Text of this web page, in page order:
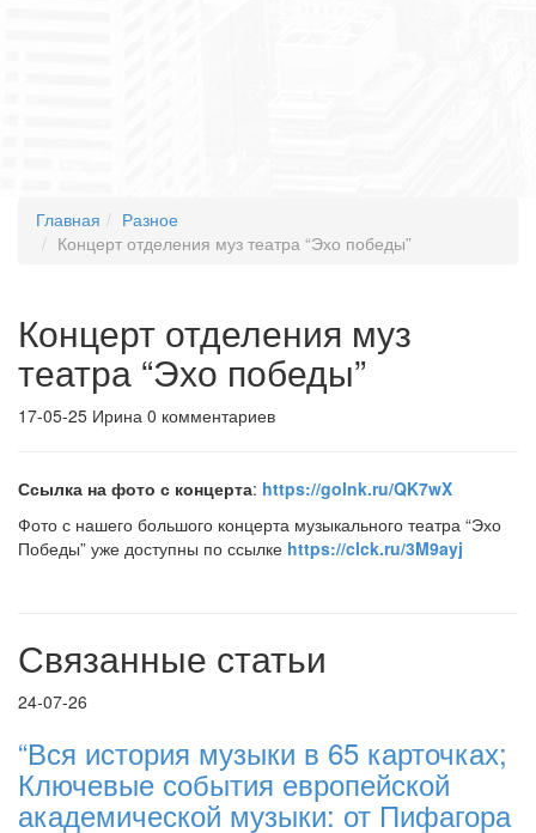
Главная
Разное
Концерт отделения муз театра “Эхо победы”
Концерт отделения муз
театра “Эхо победы”
17-05-25 Ирина 0 комментариев
Ссылка на фото с концерта: https://golnk.ru/QK7wX
Фото с нашего большого концерта музыкального театра “Эхо
Победы” уже доступны по ссылке https://clck.ru/3M9ayj
Связанные статьи
24-07-26
“Вся история музыки в 65 карточках;
Ключевые события европейской
академической музыки: от Пифагора